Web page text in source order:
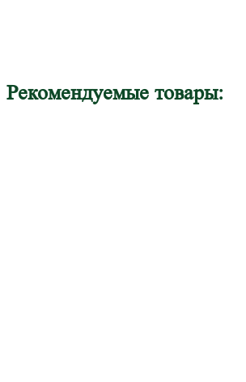
Рекомендуемые товары: